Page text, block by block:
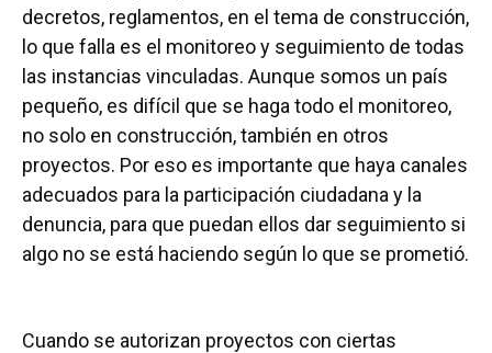
decretos, reglamentos, en el tema de construcción,
lo que falla es el monitoreo y seguimiento de todas
las instancias vinculadas. Aunque somos un país
pequeño, es difícil que se haga todo el monitoreo,
no solo en construcción, también en otros
proyectos. Por eso es importante que haya canales
adecuados para la participación ciudadana y la
denuncia, para que puedan ellos dar seguimiento si
algo no se está haciendo según lo que se prometió.
Cuando se autorizan proyectos con ciertas